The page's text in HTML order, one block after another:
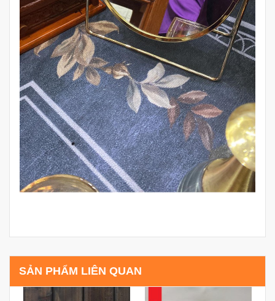
SẢN PHẨM LIÊN QUAN